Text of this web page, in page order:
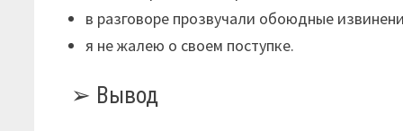
в разговоре прозвучали обоюдные
я не жалею о своем поступке.
Вывод